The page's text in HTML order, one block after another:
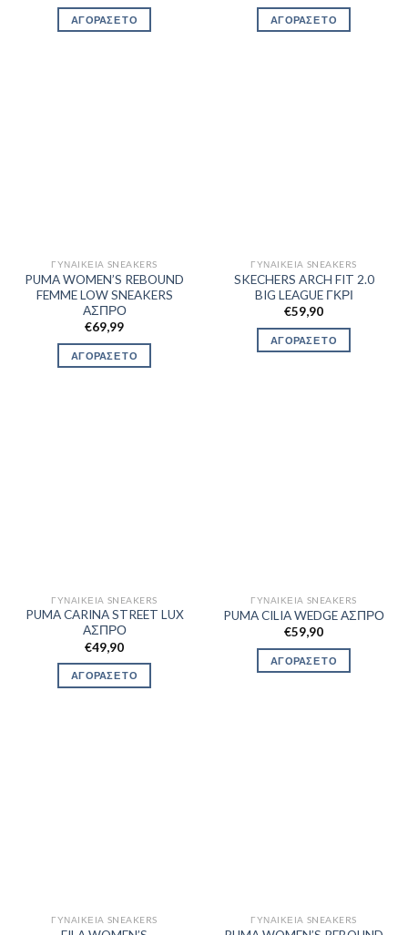
ΑΓΟΡΑΣΕ ΤΟ ΑΓΟΡΑΣΕ ΤΟ
ΓΥΝΑΙΚΕΊΑ SNEAKERS
PUMA WOMEN’S REBOUND
FEMME LOW SNEAKERS
ΑΣΠΡΟ
€69,99
ΑΓΟΡΑΣΕ ΤΟ
ΓΥΝΑΙΚΕΊΑ SNEAKERS
SKECHERS ARCH FIT 2.0
BIG LEAGUE ΓΚΡΙ
€59,90
ΑΓΟΡΑΣΕ ΤΟ
ΓΥΝΑΙΚΕΊΑ SNEAKERS
PUMA CARINA STREET LUX
ΑΣΠΡΟ
€49,90
ΑΓΟΡΑΣΕ ΤΟ
ΓΥΝΑΙΚΕΊΑ SNEAKERS
PUMA CILIA WEDGE ΑΣΠΡΟ
€59,90
ΑΓΟΡΑΣΕ ΤΟ
ΓΥΝΑΙΚΕΊΑ SNEAKERS ΓΥΝΑΙΚΕΊΑ SNEAKERS